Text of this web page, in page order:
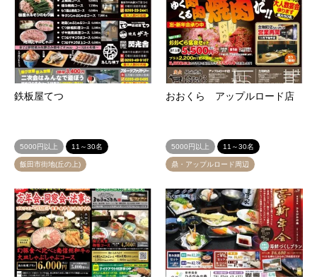
鉄板屋てつ
5000円以上 11～30名
飯田市街地(丘の上)
おおくら アップルロード店
5000円以上 11～30名
鼎・アップルロード周辺